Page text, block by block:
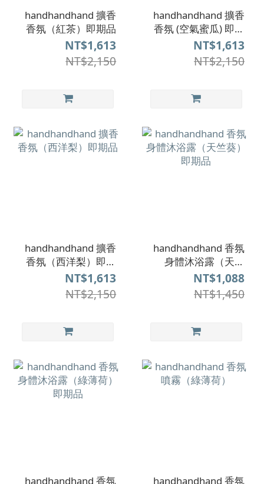
handhandhand 擴香
香氛（紅茶）即期品
NT$1,613
NT$2,150
handhandhand 擴香
香氛 (空氣蜜瓜) 即期
品
NT$1,613
NT$2,150
handhandhand 擴香
香氛（西洋梨）即期
品
NT$1,613
NT$2,150
handhandhand 香氛
身體沐浴露（天竺
葵）即期品
NT$1,088
NT$1,450
handhandhand 香氛
handhandhand 香氛